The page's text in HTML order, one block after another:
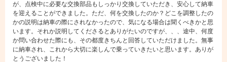
が、点検中に必要な交換部品もしっかり交換していただき、安心して納車
を迎えることができました。ただ、何を交換したのか？どこを調整したの
かの説明は納車の際にされなかったので、気になる場合は聞くべきかと思
います。それか説明してくださるとありがたいのですが、、、途中、何度
か問い合わせた際にも、その都度きちんと回答していただけました。無事
に納車され、これから大切に楽しんで乗っていきたいと思います。ありが
とうございました！